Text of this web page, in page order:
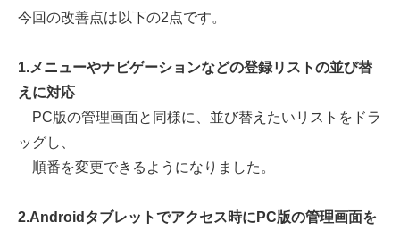
今回の改善点は以下の2点です。
1.メニューやナビゲーションなどの登録リストの並び替
えに対応
PC版の管理画面と同様に、並び替えたいリストをドラ
ッグし、
順番を変更できるようになりました。
2.Androidタブレットでアクセス時にPC版の管理画面を